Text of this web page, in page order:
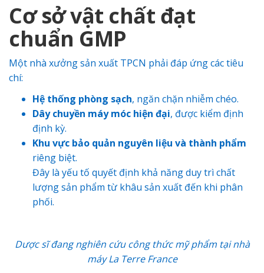
Cơ sở vật chất đạt
chuẩn GMP
Một nhà xưởng sản xuất TPCN phải đáp ứng các tiêu
chí:
Hệ thống phòng sạch, ngăn chặn nhiễm chéo.
Dây chuyền máy móc hiện đại, được kiểm định
định kỳ.
Khu vực bảo quản nguyên liệu và thành phẩm
riêng biệt.
Đây là yếu tố quyết định khả năng duy trì chất
lượng sản phẩm từ khâu sản xuất đến khi phân
phối.
Dược sĩ đang nghiên cứu công thức mỹ phẩm tại nhà
máy La Terre France